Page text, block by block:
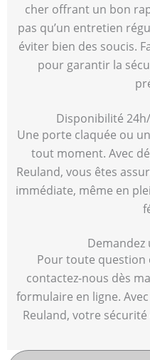
cher offrant un bon
pas qu’un entretien
éviter bien des soucis.
pour garantir la
Disponibilité
Une porte claquée ou
tout moment. Avec
Reuland, vous êtes
immédiate, même en
Pour toute question
contactez-nous dès
formulaire en ligne.
Reuland, votre